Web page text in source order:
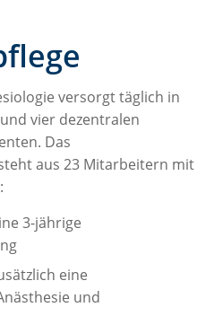
versorgt täglich in
vier dezentralen
Das
aus 23 Mitarbeitern mit
3-jährige
eine
und